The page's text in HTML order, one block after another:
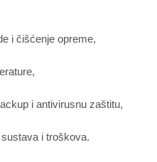
i čišćenje opreme,
i antivirusnu zaštitu,
i troškova.